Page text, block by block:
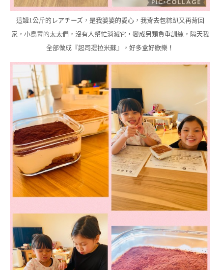
這罐1公斤的レアチーズ，是我婆婆的愛心，我背去包粽趴又再背回
家，小鳥胃的太太們，沒有人幫忙消滅它，變成另類負重訓練，隔天我
全部做成『起司提拉米蘇』，好多盒好歡樂！